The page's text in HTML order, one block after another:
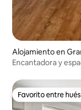
Alojamiento en
Encantadora y
Favorito entre
Favorito entre